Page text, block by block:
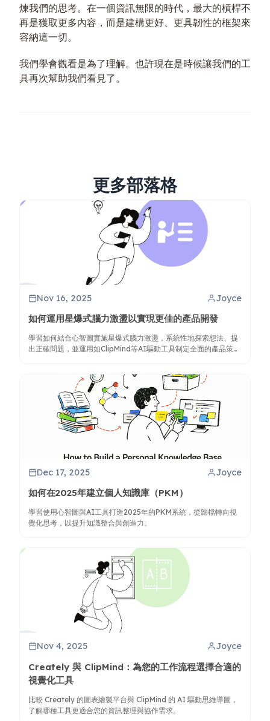
煉我們的思考。在一個資訊無限的時代，最大的槓桿不
再是獲取更多內容，而是建構更好、更具韌性的框架來
容納這一切。
我們學會觀看是為了理解。也許現在是時候讓我們的工
具再次幫助我們看見了。
更多部落格
Nov 16, 2025 Joyce
如何運用星爆式腦力激盪以實現更佳的產品開發
學習如何結合心智圖實施星爆式腦力激盪，系統性地探索想法、提
出正確問題，並運用如ClipMind等AI驅動工具制定全面的產品策
Dec 17, 2025 Joyce
如何在2025年建立個人知識庫（PKM）
學習使用心智圖與AI工具打造2025年的PKM系統，從歸檔轉向視
覺化思考，以提升知識整合與創造力。
Nov 4, 2025 Joyce
Creately 與 ClipMind：為您的工作流程選擇合適的
視覺化工具
比較 Creately 的圖表繪製平台與 ClipMind 的 AI 驅動思維導圖，
了解哪種工具更適合您的資訊整理與協作需求。